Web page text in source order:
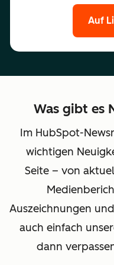
Auf
Was gibt es
Im HubSpot-
wichtigen
Seite – von
Auszeichnungen
auch einfach
dann